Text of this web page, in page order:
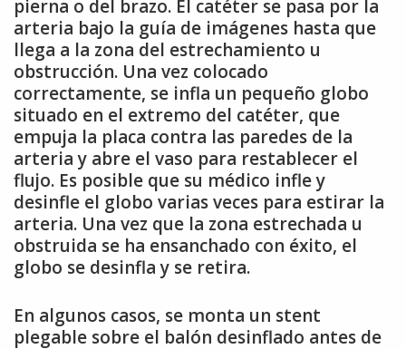
pierna o del brazo. El catéter se pasa por la
arteria bajo la guía de imágenes hasta que
llega a la zona del estrechamiento u
obstrucción. Una vez colocado
correctamente, se infla un pequeño globo
situado en el extremo del catéter, que
empuja la placa contra las paredes de la
arteria y abre el vaso para restablecer el
flujo. Es posible que su médico infle y
desinfle el globo varias veces para estirar la
arteria. Una vez que la zona estrechada u
obstruida se ha ensanchado con éxito, el
globo se desinfla y se retira.
En algunos casos, se monta un stent
plegable sobre el balón desinflado antes de